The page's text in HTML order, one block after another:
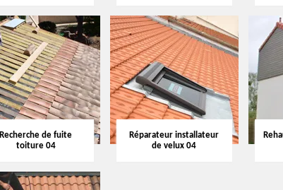
Recherche de fuite
toiture 04
Réparateur installateur
de velux 04